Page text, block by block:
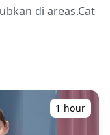
di areas.Cat
1 hour